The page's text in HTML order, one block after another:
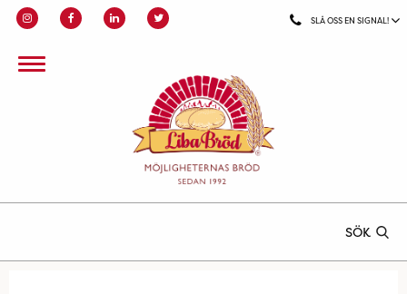
SLÅ OSS EN SIGNAL!
SÖK